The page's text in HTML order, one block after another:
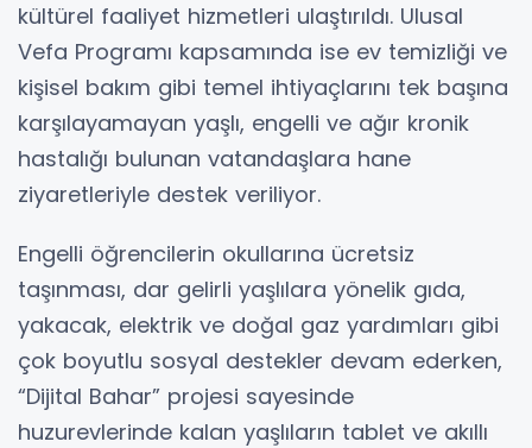
kültürel faaliyet hizmetleri ulaştırıldı. Ulusal
Vefa Programı kapsamında ise ev temizliği ve
kişisel bakım gibi temel ihtiyaçlarını tek başına
karşılayamayan yaşlı, engelli ve ağır kronik
hastalığı bulunan vatandaşlara hane
ziyaretleriyle destek veriliyor.
Engelli öğrencilerin okullarına ücretsiz
taşınması, dar gelirli yaşlılara yönelik gıda,
yakacak, elektrik ve doğal gaz yardımları gibi
çok boyutlu sosyal destekler devam ederken,
“Dijital Bahar” projesi sayesinde
huzurevlerinde kalan yaşlıların tablet ve akıllı